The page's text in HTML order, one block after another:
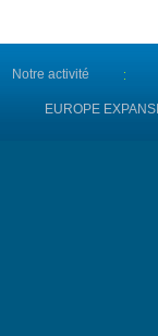
Notre activité
EUROPE